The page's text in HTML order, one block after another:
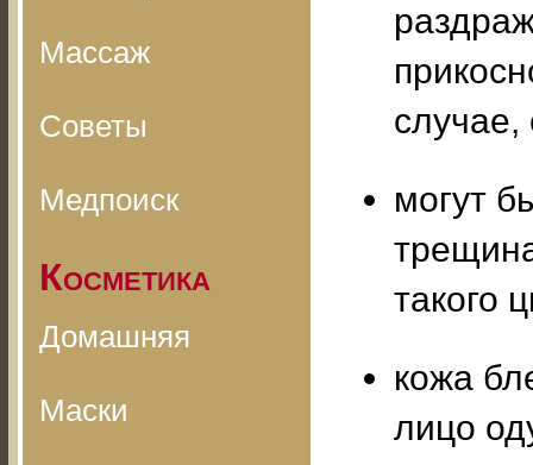
Массаж
Советы
Медпоиск
Косметика
Домашняя
Маски
случае,
могут
такого
кожа
лицо